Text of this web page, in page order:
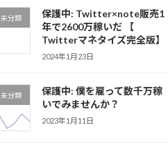
未分類
保護中: Twitter×note販売1
年で2600万稼いだ 【
Twitterマネタイズ完全版】
2024年1月23日
未分類
保護中: 僕を雇って数千万稼
いでみませんか？
2023年1月11日